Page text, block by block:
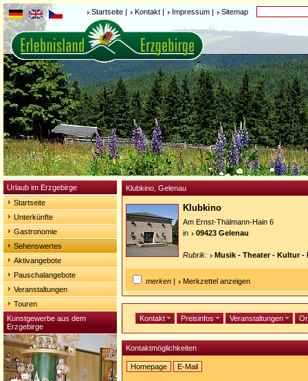
Startseite | Kontakt | Impressum | Sitemap
Urlaub im Erzgebirge
Startseite
Unterkünfte
Gastronomie
Sehenswertes
Aktivangebote
Pauschalangebote
Veranstaltungen
Touren
Kunstgewerbe aus dem
Erzgebirge
Klubkino, Gelenau
Klubkino
Am Ernst-Thälmann-Hain 6
in
09423 Gelenau
Rubrik: Musik - Theater - Kultur -
merken | Merkzettel anzeigen
Kontakt Preisinfos Veranstaltungen
Kontaktmöglichkeiten
Homepage
E-Mail